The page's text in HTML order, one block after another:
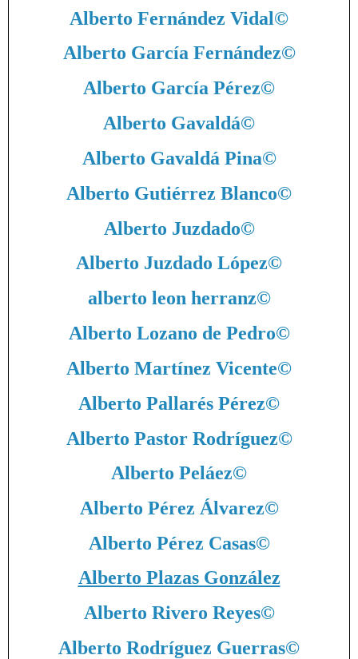
Alberto Fernández Vidal©
Alberto García Fernández©
Alberto García Pérez©
Alberto Gavaldá©
Alberto Gavaldá Pina©
Alberto Gutiérrez Blanco©
Alberto Juzdado©
Alberto Juzdado López©
alberto leon herranz©
Alberto Lozano de Pedro©
Alberto Martínez Vicente©
Alberto Pallarés Pérez©
Alberto Pastor Rodríguez©
Alberto Peláez©
Alberto Pérez Álvarez©
Alberto Pérez Casas©
Alberto Plazas González
Alberto Rivero Reyes©
Alberto Rodríguez Guerras©